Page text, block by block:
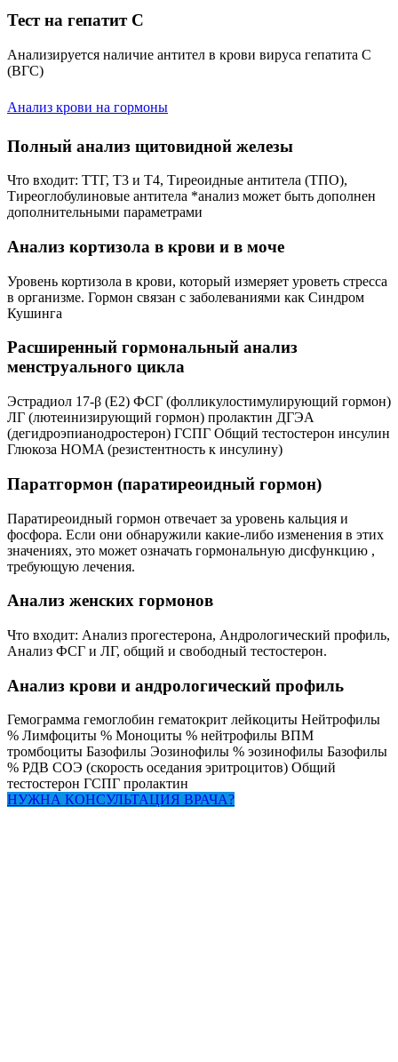
Тест на гепатит С
Анализируется наличие антител в крови вируса гепатита С
(ВГС)
Анализ крови на гормоны
Полный анализ щитовидной железы
Что входит: ТТГ, Т3 и Т4, Тиреоидные антитела (ТПО),
Тиреоглобулиновые антитела *анализ может быть дополнен
дополнительными параметрами
Анализ кортизола в крови и в моче
Уровень кортизола в крови, который измеряет уроветь стресса
в организме. Гормон связан с заболеваниями как Синдром
Кушинга
Расширенный гормональный анализ
менструального цикла
Эстрадиол 17-β (Е2) ФСГ (фолликулостимулирующий гормон)
ЛГ (лютеинизирующий гормон) пролактин ДГЭА
(дегидроэпианодростерон) ГСПГ Общий тестостерон инсулин
Глюкоза HOMA (резистентность к инсулину)
Паратгормон (паратиреоидный гормон)
Паратиреоидный гормон отвечает за уровень кальция и
фосфора. Если они обнаружили какие-либо изменения в этих
значениях, это может означать гормональную дисфункцию ,
требующую лечения.
Анализ женских гормонов
Что входит: Анализ прогестерона, Андрологический профиль,
Анализ ФСГ и ЛГ, общий и свободный тестостерон.
Анализ крови и андрологический профиль
Гемограмма гемоглобин гематокрит лейкоциты Нейтрофилы
% Лимфоциты % Моноциты % нейтрофилы ВПМ
тромбоциты Базофилы Эозинофилы % эозинофилы Базофилы
% РДВ СОЭ (скорость оседания эритроцитов) Общий
тестостерон ГСПГ пролактин
НУЖНА КОНСУЛЬТАЦИЯ ВРАЧА?